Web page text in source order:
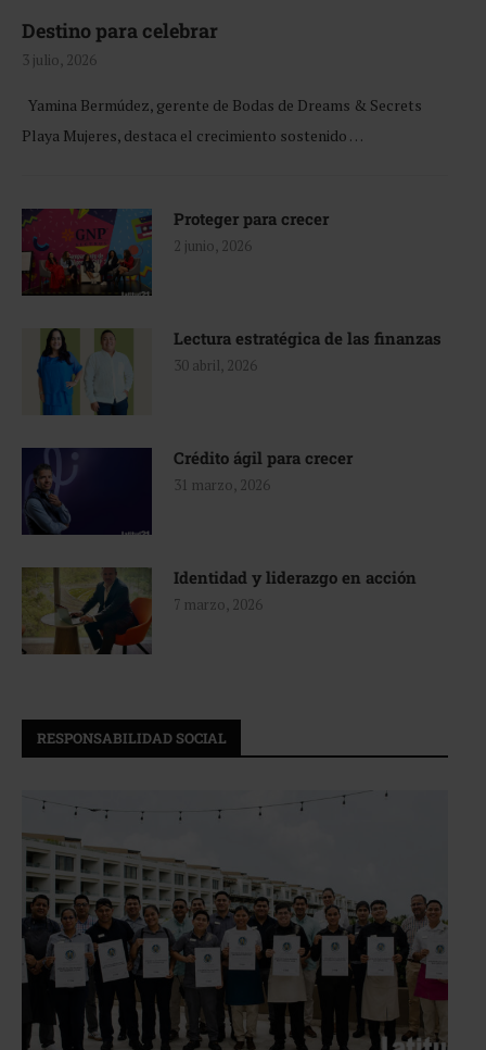
Destino para celebrar
3 julio, 2026
Yamina Bermúdez, gerente de Bodas de Dreams & Secrets
Playa Mujeres, destaca el crecimiento sostenido …
Proteger para crecer
2 junio, 2026
Lectura estratégica de las finanzas
30 abril, 2026
Crédito ágil para crecer
31 marzo, 2026
Identidad y liderazgo en acción
7 marzo, 2026
RESPONSABILIDAD SOCIAL